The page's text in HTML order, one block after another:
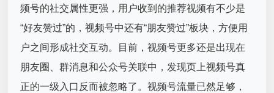
频号的社交属性更强，用户收到的推荐视频有不少是
“好友赞过”的，视频号中还有“朋友赞过”板块，方便用
户之间形成社交互动。目前，视频号更多还是出现在
朋友圈、群消息和公众号关联中，发现页上视频号真
正的一级入口反而被忽略了。视频号流量已然足够，